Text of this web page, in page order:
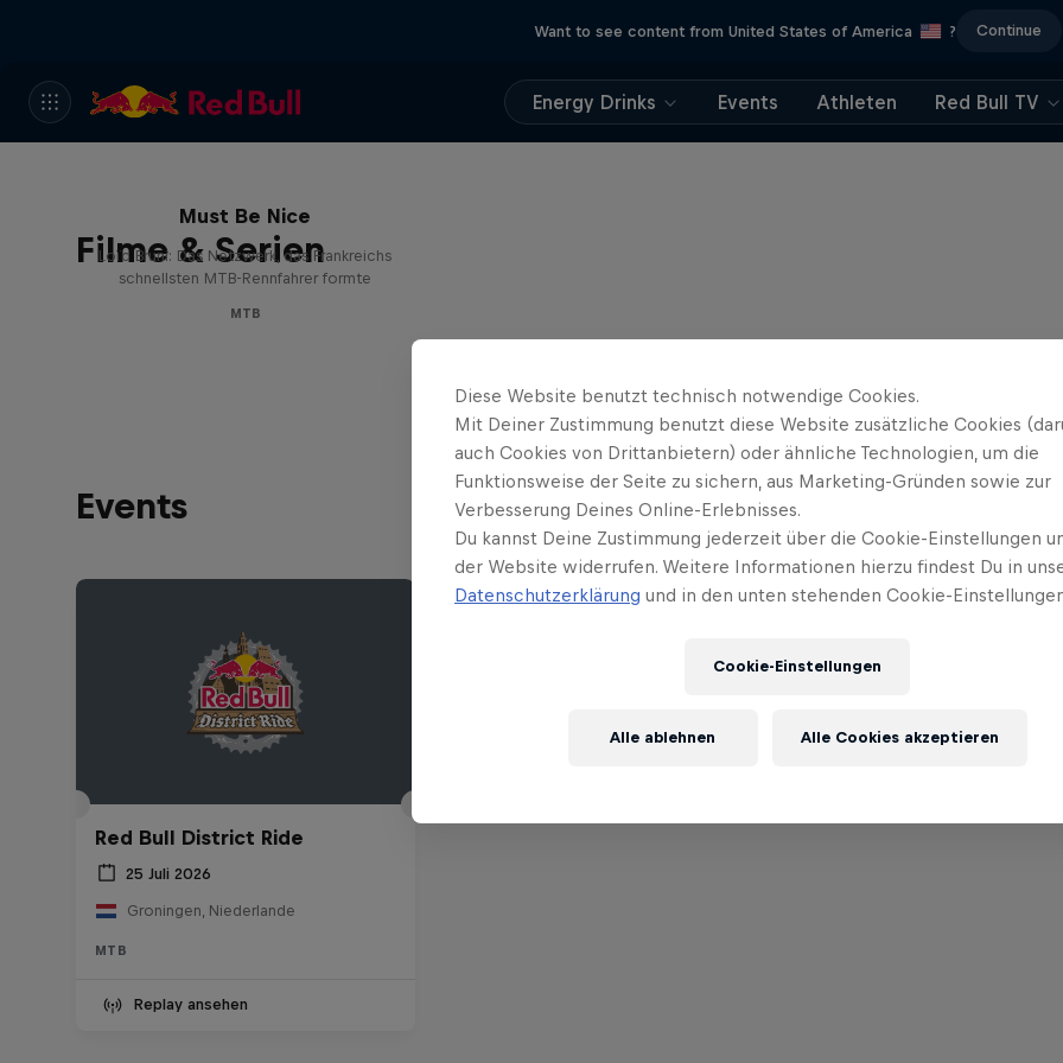
Want to see content from United States of America ? Continue
Energy Drinks Events Athleten Red Bull TV
Filme & Serien
Must Be Nice
Loïc Bruni: Das Netzwerk, das Frankreichs
schnellsten MTB-Rennfahrer formte
MTB
Events
Red Bull District Ride
25 Juli 2026
Groningen, Niederlande
MTB
Replay ansehen
Diese Website benutzt technisch notwendige Cookies.
Mit Deiner Zustimmung benutzt diese Website zusätzliche Cookies
auch Cookies von Drittanbietern) oder ähnliche Technologien, um die
Funktionsweise der Seite zu sichern, aus Marketing-Gründen sowie zur
Verbesserung Deines Online-Erlebnisses.
Du kannst Deine Zustimmung jederzeit über die Cookie-Einstellungen
der Website widerrufen. Weitere Informationen hierzu findest Du in
Datenschutzerklärung und in den unten stehenden Cookie-
Cookie-Einstellungen
Alle ablehnen Alle Cookies akzeptieren